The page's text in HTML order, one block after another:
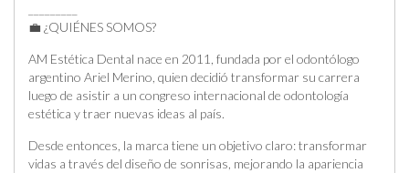
💼 ¿QUIÉNES SOMOS?
AM Estética Dental nace en 2011, fundada por el odontólogo
argentino Ariel Merino, quien decidió transformar su carrera
luego de asistir a un congreso internacional de odontología
estética y traer nuevas ideas al país.
Desde entonces, la marca tiene un objetivo claro: transformar
vidas a través del diseño de sonrisas, mejorando la apariencia